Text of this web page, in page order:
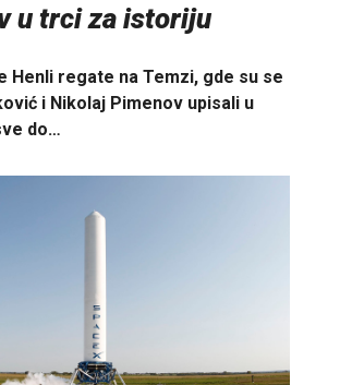
u trci za istoriju
Henli regate na Temzi, gde su se
i Nikolaj Pimenov upisali u
do…